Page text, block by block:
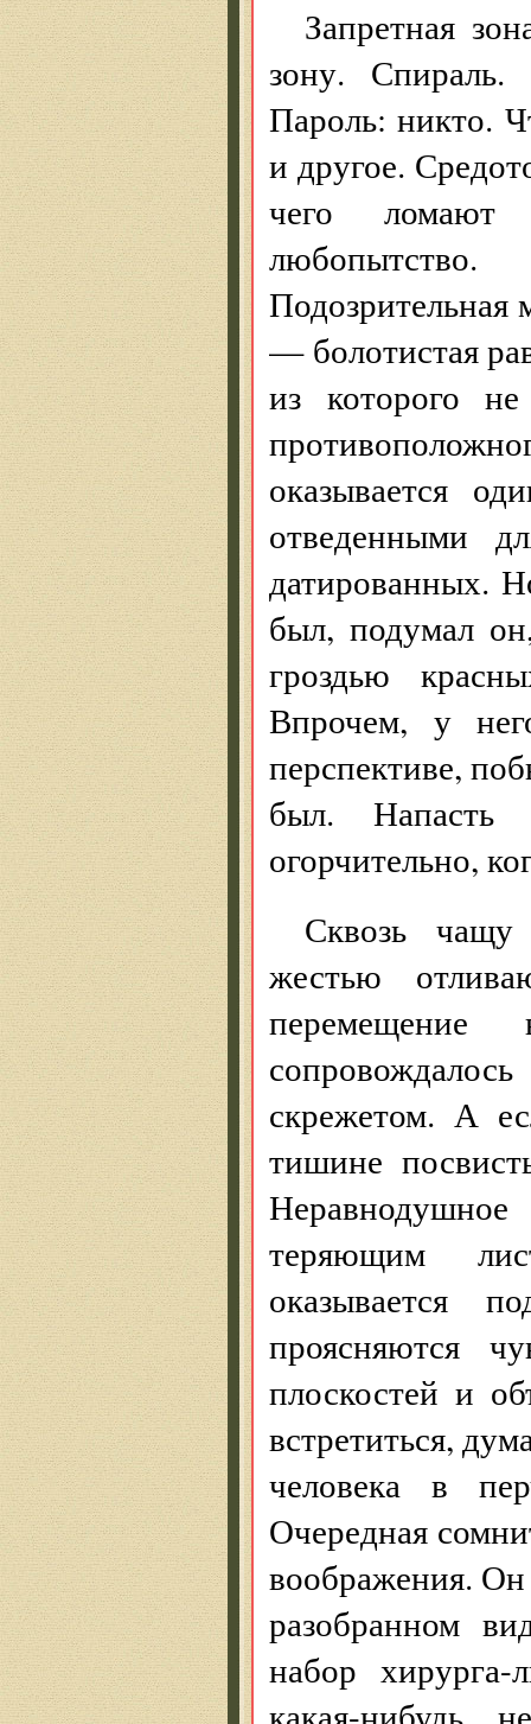
Запретная
зону. Спираль.
Пароль: никто.
и другое.
чего ломают
Подозрительная
— болотистая
из которого
оказывается
отведенными
датированных.
был, подумал
гроздью
Впрочем, у
перспективе,
был.
огорчительно,
Сквозь
жестью
скрежетом. А
тишине
теряющим
оказывается
проясняются
плоскостей и
встретиться,
человека в
Очередная
воображения. Он
разобранном
набор